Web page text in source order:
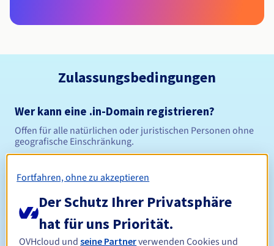
Zulassungsbedingungen
Wer kann eine .in-Domain registrieren?
Offen für alle natürlichen oder juristischen Personen ohne
geografische Einschränkung.
Registrierungszeitraum Zwischen 1 und 10 Jahren
Fortfahren, ohne zu akzeptieren
Der Schutz Ihrer Privatsphäre
hat für uns Priorität.
OVHcloud undseine Partnerverwenden Cookies und